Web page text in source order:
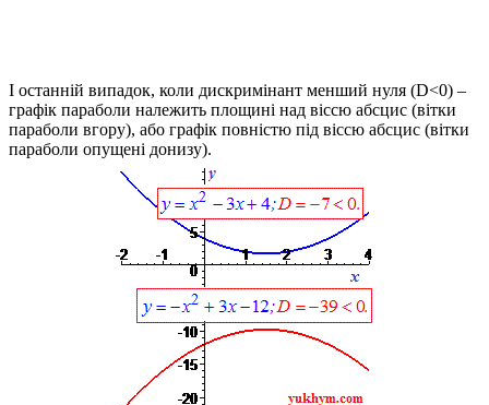
І останній випадок, коли дискримінант менший нуля (D<0) –
графік параболи належить площині над віссю абсцис (вітки
параболи вгору), або графік повністю під віссю абсцис (вітки
параболи опущені донизу).